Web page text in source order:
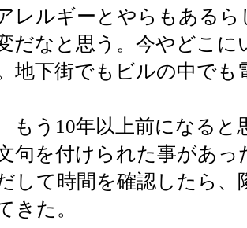
レルギーとやらもある
だなと思う。今やどこ
地下街でもビルの中でも
もう10年以上前になる
句を付けられた事があ
して時間を確認したら
きた。